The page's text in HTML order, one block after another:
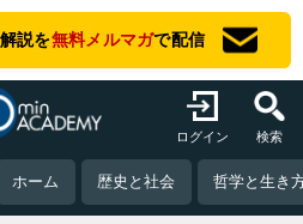
説を無料メルマガで配信
ログイン 検索
ホーム 歴史と社会 哲学と生き